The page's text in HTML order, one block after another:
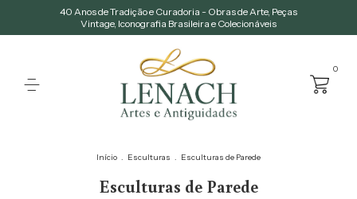
40 Anos de Tradição e Curadoria - Obras de Arte, Peças
Vintage, Iconografia Brasileira e Colecionáveis
0
Início . Esculturas . Esculturas de Parede
Esculturas de Parede